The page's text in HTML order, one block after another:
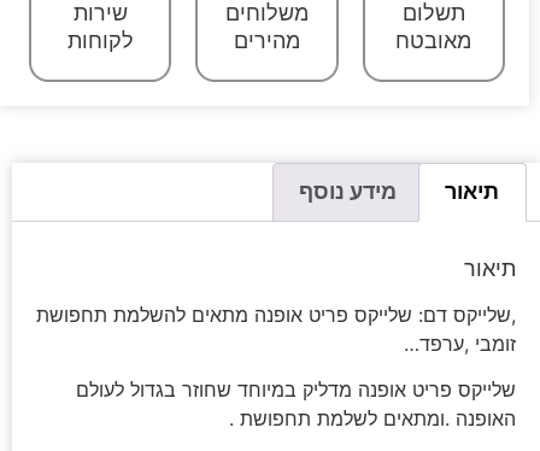
תשלום
מאובטח
משלוחים
מהירים
שירות
לקוחות
תיאור מידע נוסף
תיאור
,שלייקס דם: שלייקס פריט אופנה מתאים להשלמת תחפושת
זומבי ,ערפד…
שלייקס פריט אופנה מדליק במיוחד שחוזר בגדול לעולם
האופנה .ומתאים לשלמת תחפושת .